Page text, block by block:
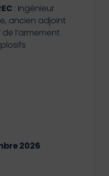
: Ingénieur
ancien adjoint
l’armement
2026